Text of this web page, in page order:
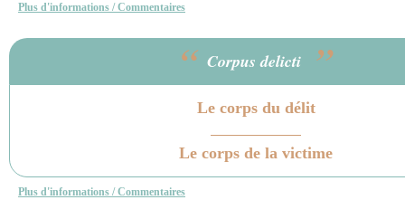
Plus d'informations / Commentaires
“ Corpus delicti ”
Le corps du délit
Le corps de la victime
Plus d'informations / Commentaires